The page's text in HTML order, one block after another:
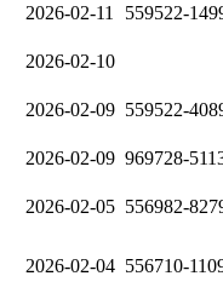
2026-02-11 559522-
2026-02-10
2026-02-09 559522-
2026-02-09 969728-
2026-02-05 556982-
2026-02-04 556710-